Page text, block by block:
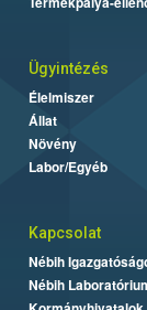
Ügyintézés
Élelmiszer
Állat
Növény
Labor/Egyéb
Kapcsolat
Nébih
Nébih